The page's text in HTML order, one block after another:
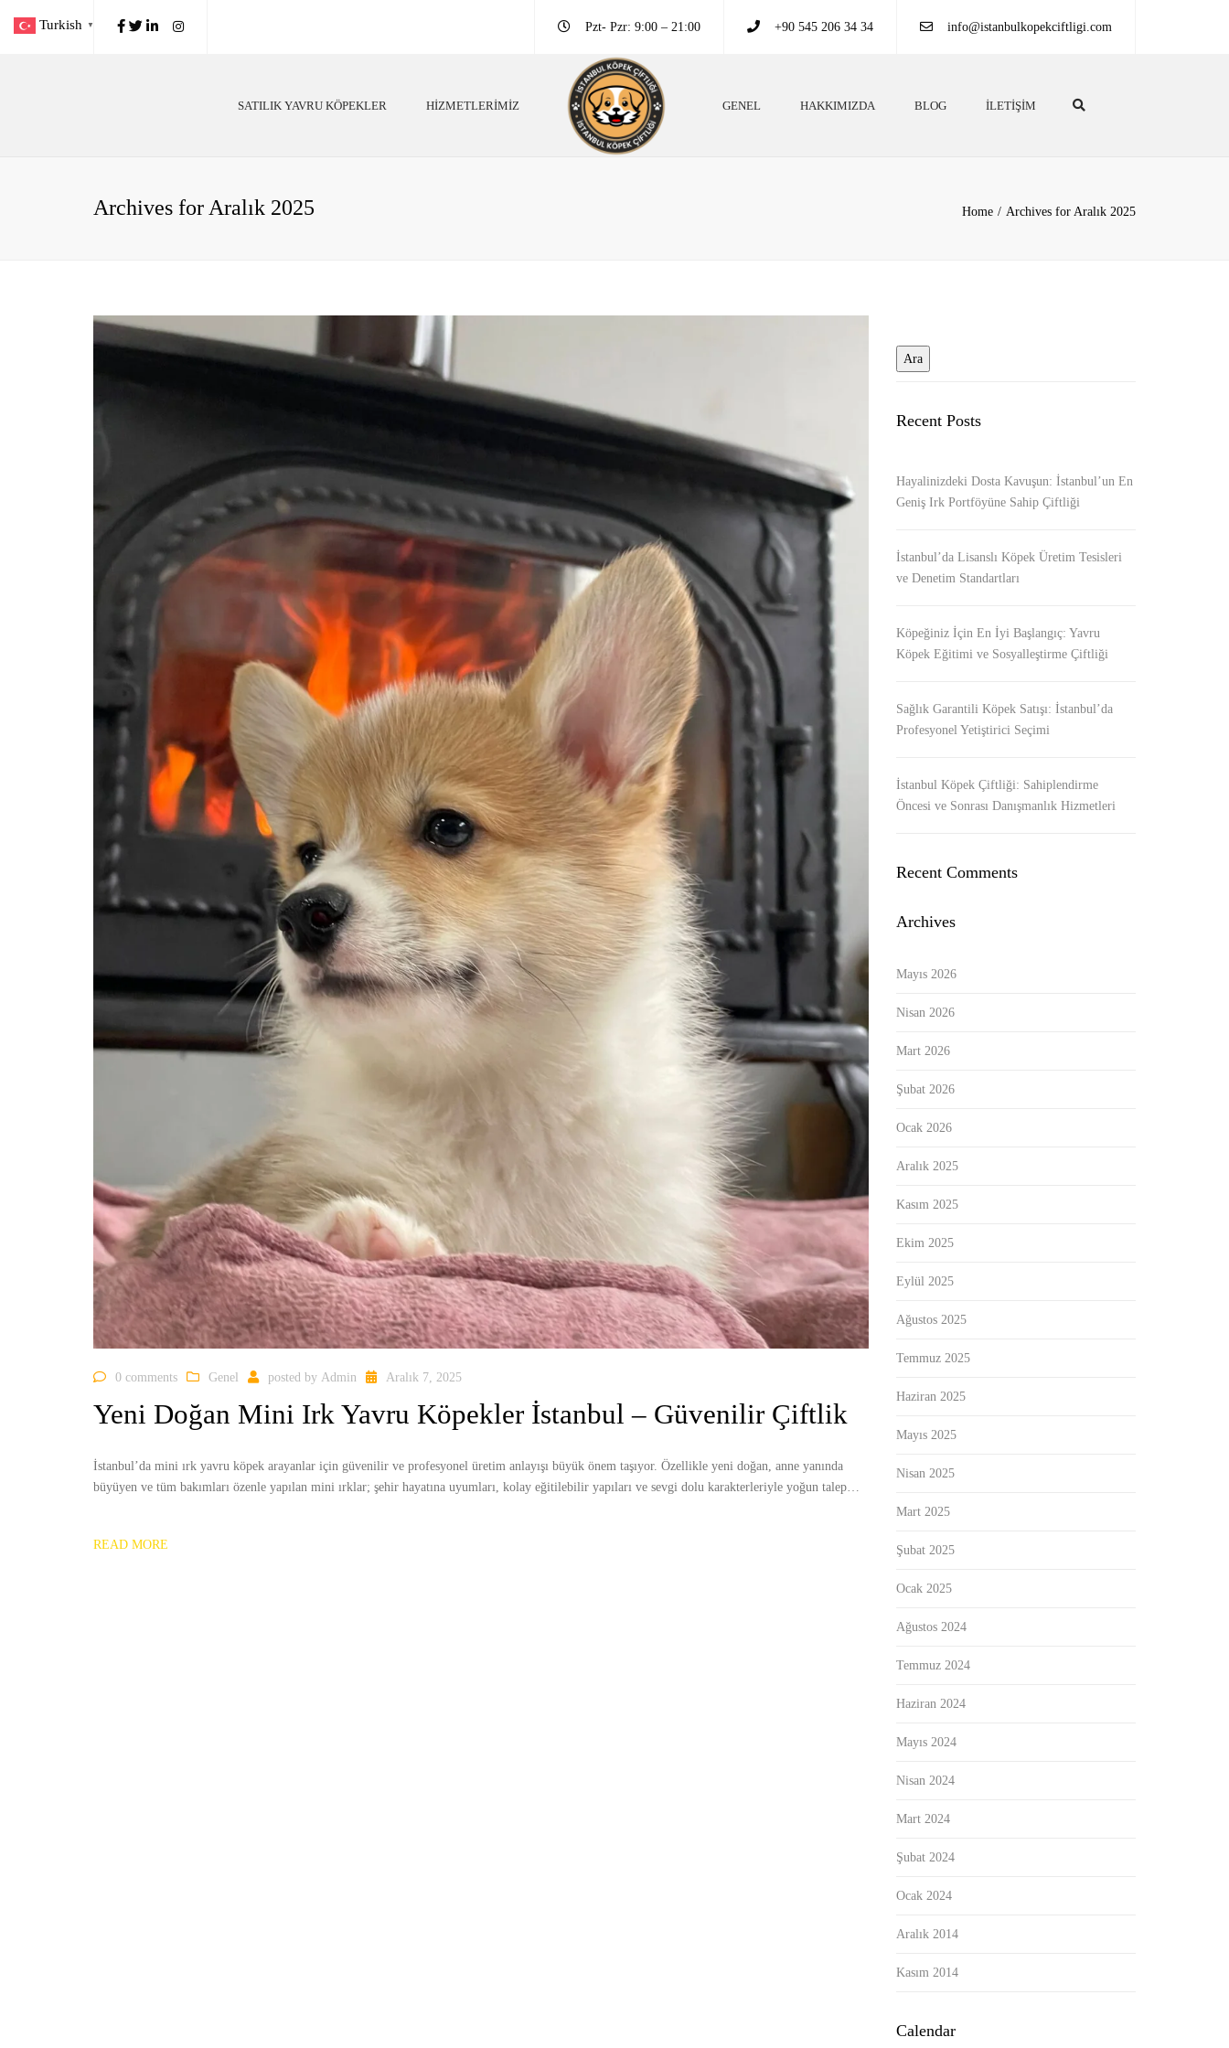
Pzt- Pzr: 9:00 – 21:00 +90 545 206 34 34 info@istanbulkopekciftligi.com
SATILIK YAVRU KÖPEKLER HIZMETLERIMIZ GENEL HAKKIMIZDA BLOG İLETIŞIM
Archives for Aralık 2025 Home Archives for Aralık 2025
0 comments Genel posted by Admin Aralık 7, 2025
Yeni Doğan Mini Irk Yavru Köpekler İstanbul – Güvenilir Çiftlik
İstanbul’da mini ırk yavru köpek arayanlar için güvenilir ve profesyonel üretim anlayışı büyük önem taşıyor. Özellikle yeni doğan, anne yanında
büyüyen ve tüm bakımları özenle yapılan mini ırklar; şehir hayatına uyumları, kolay eğitilebilir yapıları ve sevgi dolu karakterleriyle yoğun talep…
READ MORE
Recent Posts
Hayalinizdeki Dosta Kavuşun: İstanbul’un En
Geniş Irk Portföyüne Sahip Çiftliği
İstanbul’da Lisanslı Köpek Üretim Tesisleri
ve Denetim Standartları
Köpeğiniz İçin En İyi Başlangıç: Yavru
Köpek Eğitimi ve Sosyalleştirme Çiftliği
Sağlık Garantili Köpek Satışı: İstanbul’da
Profesyonel Yetiştirici Seçimi
İstanbul Köpek Çiftliği: Sahiplendirme
Öncesi ve Sonrası Danışmanlık Hizmetleri
Recent Comments
Archives
Mayıs 2026
Nisan 2026
Mart 2026
Şubat 2026
Ocak 2026
Aralık 2025
Kasım 2025
Ekim 2025
Eylül 2025
Ağustos 2025
Temmuz 2025
Haziran 2025
Mayıs 2025
Nisan 2025
Mart 2025
Şubat 2025
Ocak 2025
Ağustos 2024
Temmuz 2024
Haziran 2024
Mayıs 2024
Nisan 2024
Mart 2024
Şubat 2024
Ocak 2024
Aralık 2014
Kasım 2014
Calendar
Turkish ▼